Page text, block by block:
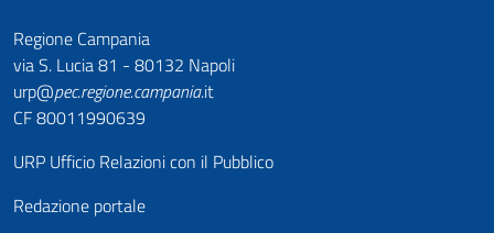
Regione Campania
via S. Lucia 81 - 80132 Napoli
urp@pec.regione.campania.it
CF 80011990639
URP Ufficio Relazioni con il Pubblico
Redazione portale